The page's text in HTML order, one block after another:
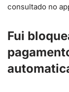
consultado no
Fui